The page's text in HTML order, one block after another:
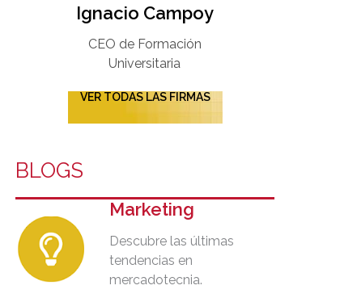
Ignacio Campoy​
CEO de Formación
Universitaria​
VER TODAS LAS FIRMAS
BLOGS
Marketing
Descubre las últimas
tendencias en
mercadotecnia.